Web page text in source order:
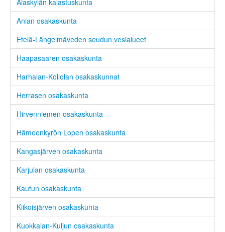
Alaskylän kalastuskunta
Anian osakaskunta
Etelä-Längelmäveden seudun vesialueet
Haapasaaren osakaskunta
Harhalan-Kollolan osakaskunnat
Herrasen osakaskunta
Hirvenniemen osakaskunta
Hämeenkyrön Lopen osakaskunta
Kangasjärven osakaskunta
Karjulan osakaskunta
Kautun osakaskunta
Kiikoisjärven osakaskunta
Kuokkalan-Kuljun osakaskunta